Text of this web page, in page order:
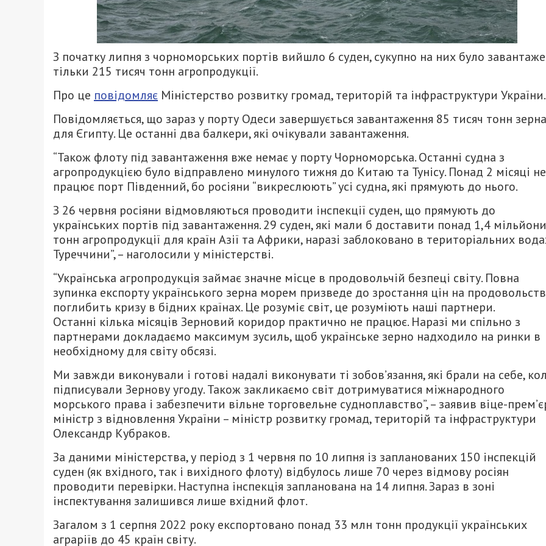
З початку липня з чорноморських портів вийшло 6 суден, сукупно на них було
тільки 215 тисяч тонн агропродукції.
Про це повідомляє Міністерство розвитку громад, територій та інфраструктури України.
Повідомляється, що зараз у порту Одеси завершується завантаження 85 тисяч тонн зерна
для Єгипту. Це останні два балкери, які очікували завантаження.
“Також флоту під завантаження вже немає у порту Чорноморська. Останні судна з
агропродукцією було відправлено минулого тижня до Китаю та Тунісу. Понад 2 місяці не
працює порт Південний, бо росіяни “викреслюють” усі судна, які прямують до нього.
З 26 червня росіяни відмовляються проводити інспекції суден, що прямують до
українських портів під завантаження. 29 суден, які мали б доставити понад 1,4 мільйони
тонн агропродукції для країн Азії та Африки, наразі заблоковано в територіальних
Туреччини”, – наголосили у міністерстві.
“Українська агропродукція займає значне місце в продовольчій безпеці світу. Повна
зупинка експорту українського зерна морем призведе до зростання цін на
поглибить кризу в бідних країнах. Це розуміє світ, це розуміють наші партнери.
Останні кілька місяців Зерновий коридор практично не працює. Наразі ми спільно з
партнерами докладаємо максимум зусиль, щоб українське зерно надходило на ринки в
необхідному для світу обсязі.
Ми завжди виконували і готові надалі виконувати ті зобов’язання, які брали на себе,
підписували Зернову угоду. Також закликаємо світ дотримуватися міжнародного
морського права і забезпечити вільне торговельне судноплавство”, – заявив віце-
міністр з відновлення України – міністр розвитку громад, територій та інфраструктури
Олександр Кубраков.
За даними міністерства, у період з 1 червня по 10 липня із запланованих 150 інспекцій
суден (як вхідного, так і вихідного флоту) відбулось лише 70 через відмову росіян
проводити перевірки. Наступна інспекція запланована на 14 липня. Зараз в зоні
інспектування залишився лише вхідний флот.
Загалом з 1 серпня 2022 року експортовано понад 33 млн тонн продукції українських
аграріїв до 45 країн світу.